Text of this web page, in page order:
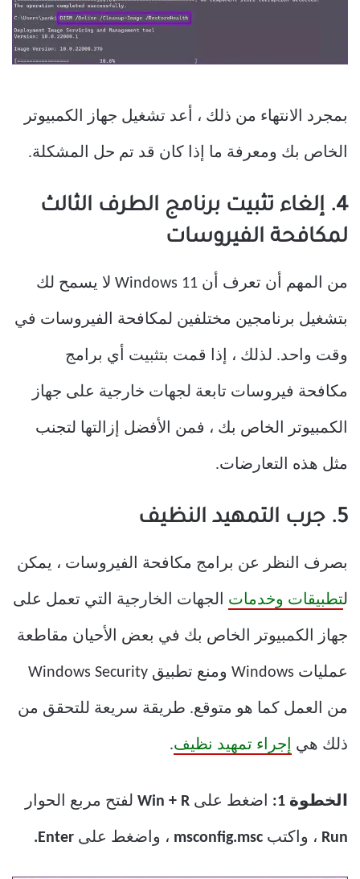
بمجرد الانتهاء من ذلك ، أعد تشغيل جهاز الكمبيوتر
الخاص بك ومعرفة ما إذا كان قد تم حل المشكلة.
4. إلغاء تثبيت برنامج الطرف الثالث
لمكافحة الفيروسات
من المهم أن تعرف أن Windows 11 لا يسمح لك
بتشغيل برنامجين مختلفين لمكافحة الفيروسات في
وقت واحد. لذلك ، إذا قمت بتثبيت أي برامج
مكافحة فيروسات تابعة لجهات خارجية على جهاز
الكمبيوتر الخاص بك ، فمن الأفضل إزالتها لتجنب
مثل هذه التعارضات.
5. جرب التمهيد النظيف
بصرف النظر عن برامج مكافحة الفيروسات ، يمكن
لتطبيقات وخدمات الجهات الخارجية التي تعمل على
جهاز الكمبيوتر الخاص بك في بعض الأحيان مقاطعة
عمليات Windows ومنع تطبيق Windows Security
من العمل كما هو متوقع. طريقة سريعة للتحقق من
ذلك هي إجراء تمهيد نظيف.
الخطوة 1: اضغط على Win + R لفتح مربع الحوار
Run ، واكتب msconfig.msc ، واضغط على Enter.